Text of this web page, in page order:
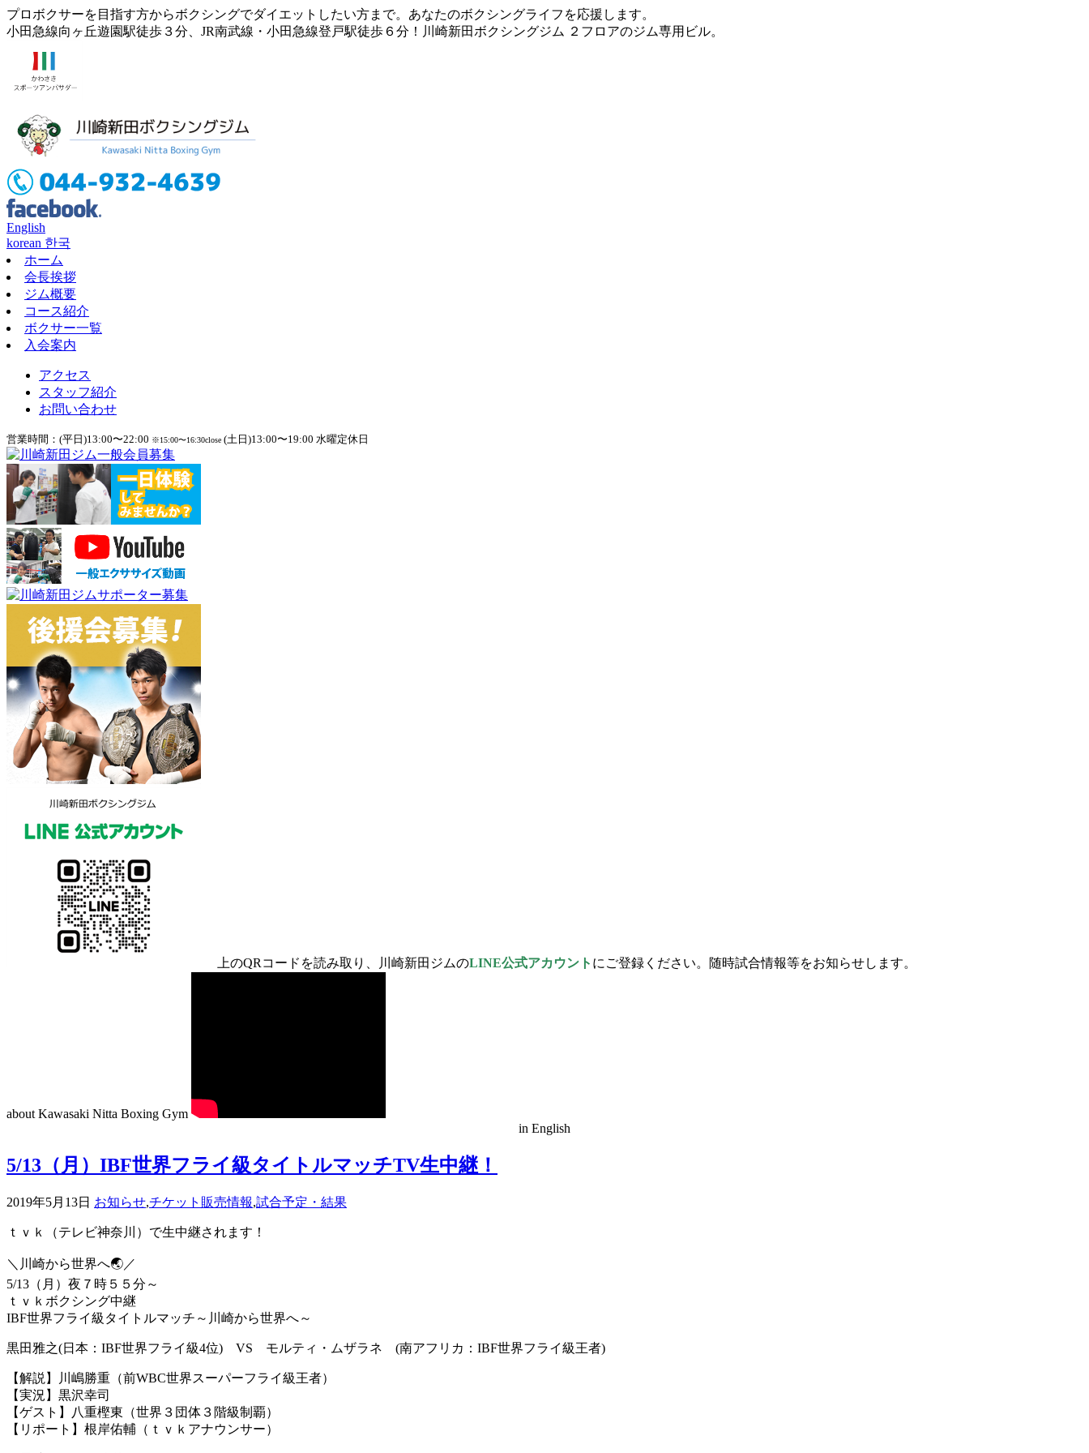
プロボクサーを目指す方からボクシングでダイエットしたい方まで。あなたのボクシングライフを応援します。
小田急線向ヶ丘遊園駅徒歩３分、JR南武線・小田急線登戸駅徒歩６分！川崎新田ボクシングジム ２フロアのジム専用ビル。
English
korean 한국
ホーム
会長挨拶
ジム概要
コース紹介
ボクサー一覧
入会案内
アクセス
スタッフ紹介
お問い合わせ
営業時間：(平日)13:00〜22:00 ※15:00〜16:30close (土日)13:00〜19:00 水曜定休日
上のQRコードを読み取り、川崎新田ジムのLINE公式アカウント にご登録ください。随時試合情報等をお知らせします。
about Kawasaki Nitta Boxing Gym
in English
5/13（月）IBF世界フライ級タイトルマッチTV生中継！
2019年5月13日 お知らせ,チケット販売情報,試合予定・結果
ｔｖｋ（テレビ神奈川）で生中継されます！
＼川崎から世界へ🌏／
5/13（月）夜７時５５分～
ｔｖｋボクシング中継
IBF世界フライ級タイトルマッチ～川崎から世界へ～
黒田雅之(日本：IBF世界フライ級4位) VS モルティ・ムザラネ (南アフリカ：IBF世界フライ級王者)
【解説】川嶋勝重（前WBC世界スーパーフライ級王者）
【実況】黒沢幸司
【ゲスト】八重樫東（世界３団体３階級制覇）
【リポート】根岸佑輔（ｔｖｋアナウンサー）